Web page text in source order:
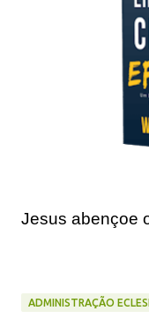
Jesus abençoe
ADMINISTRAÇÃO